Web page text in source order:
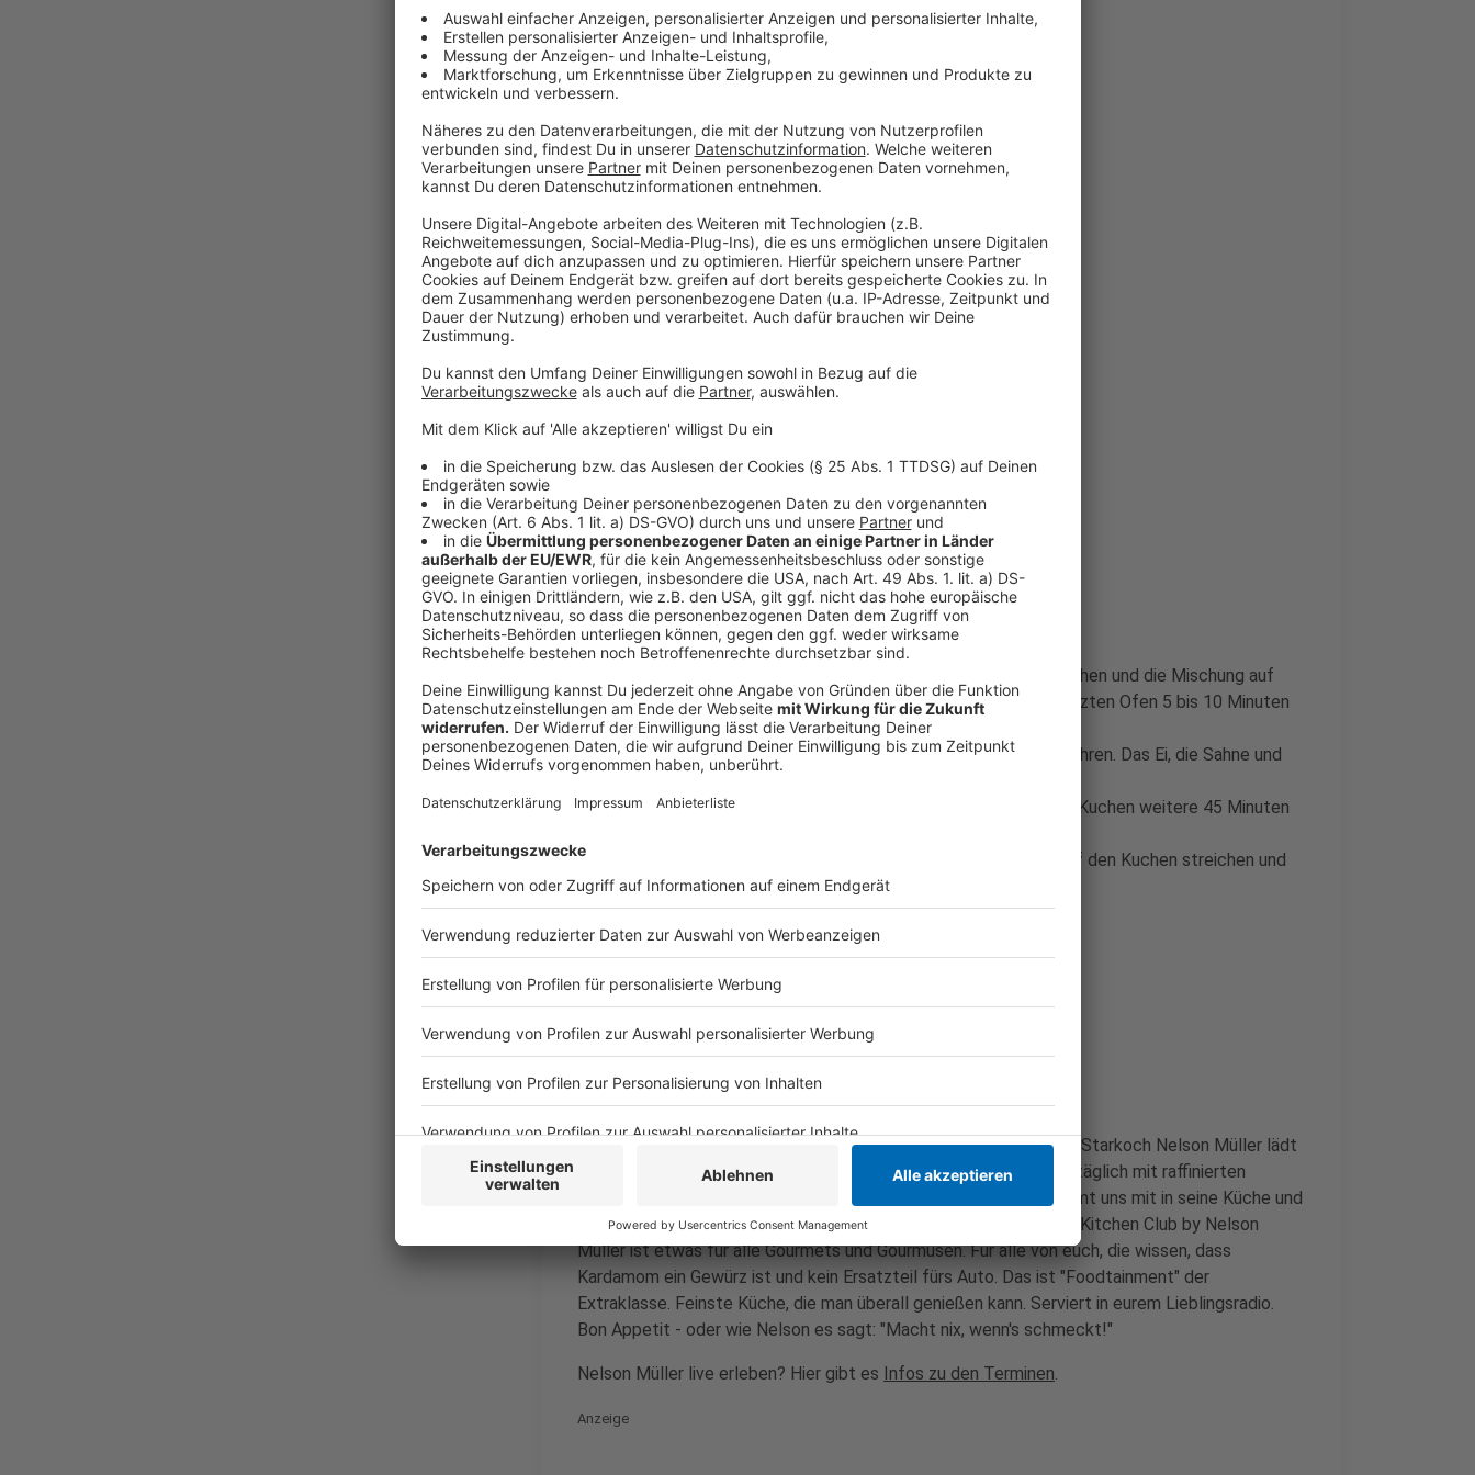
100g Butter
Für den Belag
3 EL Speisestärke
600g Frischkäse
200g Magerquark
150g Sahne
1 Ei
2 EL Zitronensaft
Für den Guss
250g Schmand
2 EL Zucker
1 TL Zitronensaft
Und so bereitet ihr das Essen zu
Anzeige
Butterkekse zerbröseln, gut mit der flüssigen Butter vermischen und die Mischung auf
den Boden einer Backform drücken. Bei 180 Grad im vorgeheizten Ofen 5 bis 10 Minuten
vorbacken, dann herausholen.
Den Zucker mit Stärke, Frischkäse und Magerquark cremig rühren. Das Ei, die Sahne und
den Zitronensaft dazugeben und alles glatt rühren.
Die Creme auf den vorgebackenen Boden streichen und den Kuchen weitere 45 Minuten
Die Zutaten für den Guss miteinander verrühren, den Guss auf den Kuchen streichen und
den Kuchen nochmal 5 Minuten backen.
Am besten über Nacht auskühlen lassen.
Anzeige
Das ist der Kitchen Club by Nelson Müller
Bei euch läuft das Radio in der Küche, bei uns die Küche im Radio. Starkoch Nelson Müller lädt
uns exklusiv in seinen Kitchen Club ein. Ab sofort versorgt er uns täglich mit raffinierten
Rezepten zum Nachkochen oder Nachkochen lassen. Nelson nimmt uns mit in seine Küche und
weiht uns in die Geheimnisse eines bekannten Profikochs ein. Der Kitchen Club by Nelson
Müller ist etwas für alle Gourmets und Gourmüsen. Für alle von euch, die wissen, dass
Kardamom ein Gewürz ist und kein Ersatzteil fürs Auto. Das ist "Foodtainment" der
Extraklasse. Feinste Küche, die man überall genießen kann. Serviert in eurem Lieblingsradio.
Bon Appetit - oder wie Nelson es sagt: "Macht nix, wenn's schmeckt!"
Nelson Müller live erleben? Hier gibt es Infos zu den Terminen.
Anzeige